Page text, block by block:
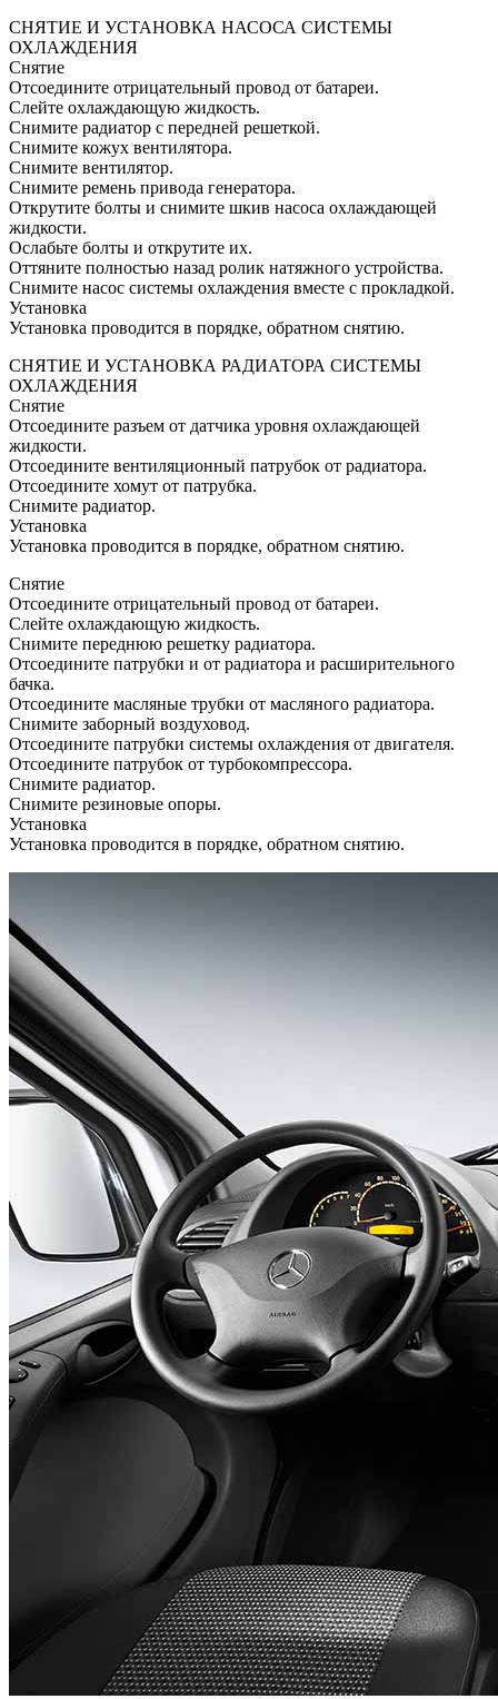
СНЯТИЕ И УСТАНОВКА НАСОСА СИСТЕМЫ
ОХЛАЖДЕНИЯ
Снятие
Отсоедините отрицательный провод от батареи.
Слейте охлаждающую жидкость.
Снимите радиатор с передней решеткой.
Снимите кожух вентилятора.
Снимите вентилятор.
Снимите ремень привода генератора.
Открутите болты и снимите шкив насоса охлаждающей
жидкости.
Ослабьте болты и открутите их.
Оттяните полностью назад ролик натяжного устройства.
Снимите насос системы охлаждения вместе с прокладкой.
Установка
Установка проводится в порядке, обратном снятию.
СНЯТИЕ И УСТАНОВКА РАДИАТОРА СИСТЕМЫ
ОХЛАЖДЕНИЯ
Снятие
Отсоедините разъем от датчика уровня охлаждающей
жидкости.
Отсоедините вентиляционный патрубок от радиатора.
Отсоедините хомут от патрубка.
Снимите радиатор.
Установка
Установка проводится в порядке, обратном снятию.
Снятие
Отсоедините отрицательный провод от батареи.
Слейте охлаждающую жидкость.
Снимите переднюю решетку радиатора.
Отсоедините патрубки и от радиатора и расширительного
бачка.
Отсоедините масляные трубки от масляного радиатора.
Снимите заборный воздуховод.
Отсоедините патрубки системы охлаждения от двигателя.
Отсоедините патрубок от турбокомпрессора.
Снимите радиатор.
Снимите резиновые опоры.
Установка
Установка проводится в порядке, обратном снятию.